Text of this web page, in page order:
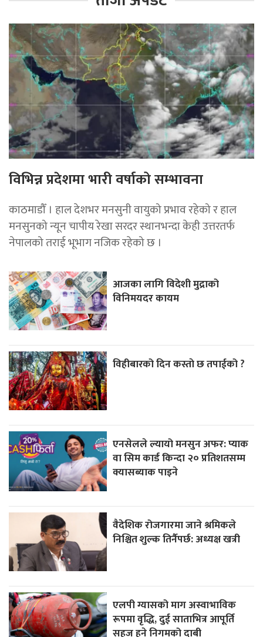
विभिन्न प्रदेशमा भारी वर्षाको सम्भावना
काठमाडौँ । हाल देशभर मनसुनी वायुको प्रभाव रहेको र हाल
मनसुनको न्यून चापीय रेखा सरदर स्थानभन्दा केही उत्तरतर्फ
नेपालको तराई भूभाग नजिक रहेको छ ।
आजका लागि विदेशी मुद्राको
विनिमयदर कायम
विहीबारको दिन कस्ताे छ तपाईको ?
एनसेलले ल्यायो मनसुन अफर: प्याक
वा सिम कार्ड किन्दा २० प्रतिशतसम्म
क्यासब्याक पाइने
वैदेशिक रोजगारमा जाने श्रमिकले
निश्चित शुल्क तिर्नैपर्छ: अध्यक्ष खत्री
एलपी ग्यासको माग अस्वाभाविक
रूपमा वृद्धि, दुई साताभित्र आपूर्ति
सहज हुने निगमको दाबी